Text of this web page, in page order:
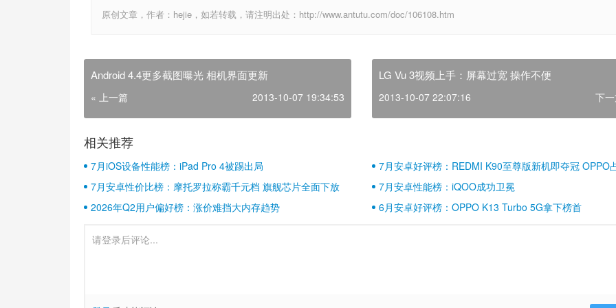
原创文章，作者：hejie，如若转载，请注明出处：http://www.antutu.com/doc/106108.htm
Android 4.4更多截图曝光 相机界面更新
« 上一篇 2013-10-07 19:34:53
LG Vu 3视频上手：屏幕过宽 操作不便
2013-10-07 22:07:16 下
相关推荐
7月iOS设备性能榜：iPad Pro 4被踢出局
7月安卓好评榜：REDMI K90至尊版新机即夺冠 OPPO
壁江山
7月安卓性价比榜：摩托罗拉称霸千元档 旗舰芯片全面下放
7月安卓性能榜：iQOO成功卫冕
2026年Q2用户偏好榜：涨价难挡大内存趋势
6月安卓好评榜：OPPO K13 Turbo 5G拿下榜首